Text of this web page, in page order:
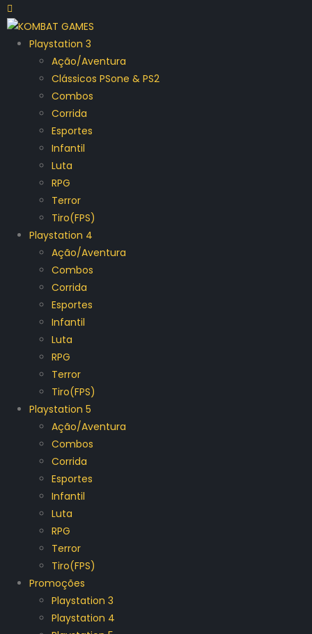
Playstation 3
Ação/Aventura
Clássicos PSone & PS2
Combos
Corrida
Esportes
Infantil
Luta
RPG
Terror
Tiro(FPS)
Playstation 4
Ação/Aventura
Combos
Corrida
Esportes
Infantil
Luta
RPG
Terror
Tiro(FPS)
Playstation 5
Ação/Aventura
Combos
Corrida
Esportes
Infantil
Luta
RPG
Terror
Tiro(FPS)
Promoções
Playstation 3
Playstation 4